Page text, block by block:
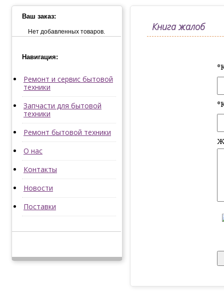
Ваш заказ:
Нет добавленных товаров.
Навигация:
Ремонт и сервис бытовой
техники
Запчасти для бытовой
техники
Ремонт бытовой техники
О нас
Контакты
Новости
Поставки
Книга жалоб